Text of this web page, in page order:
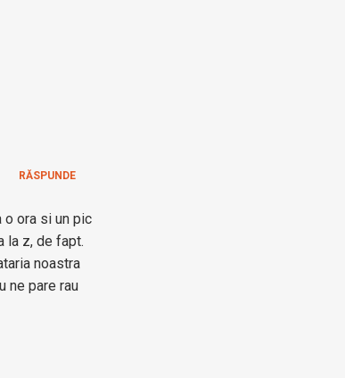
o ora si un pic
la z, de fapt.
noastra
ne pare rau
RĂSPUNDE